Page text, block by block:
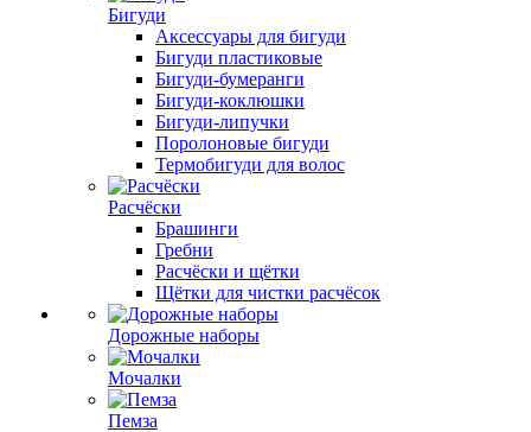
Бигуди
Аксессуары для бигуди
Бигуди пластиковые
Бигуди-бумеранги
Бигуди-коклюшки
Бигуди-липучки
Поролоновые бигуди
Термобигуди для волос
Расчёски
Брашинги
Гребни
Расчёски и щётки
Щётки для чистки расчёсок
Дорожные наборы
Мочалки
Пемза